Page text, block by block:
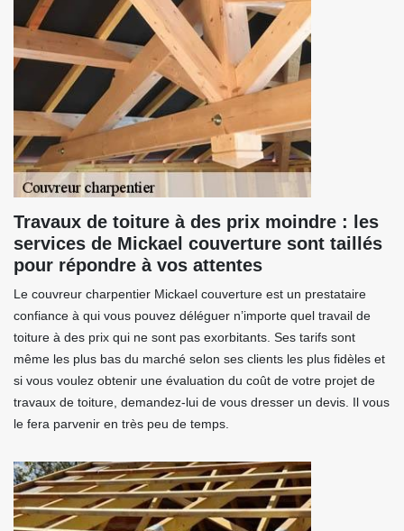
Travaux de toiture à des prix moindre : les
services de Mickael couverture sont taillés
pour répondre à vos attentes
Le couvreur charpentier Mickael couverture est un prestataire
confiance à qui vous pouvez déléguer n’importe quel travail de
toiture à des prix qui ne sont pas exorbitants. Ses tarifs sont
même les plus bas du marché selon ses clients les plus fidèles et
si vous voulez obtenir une évaluation du coût de votre projet de
travaux de toiture, demandez-lui de vous dresser un devis. Il vous
le fera parvenir en très peu de temps.